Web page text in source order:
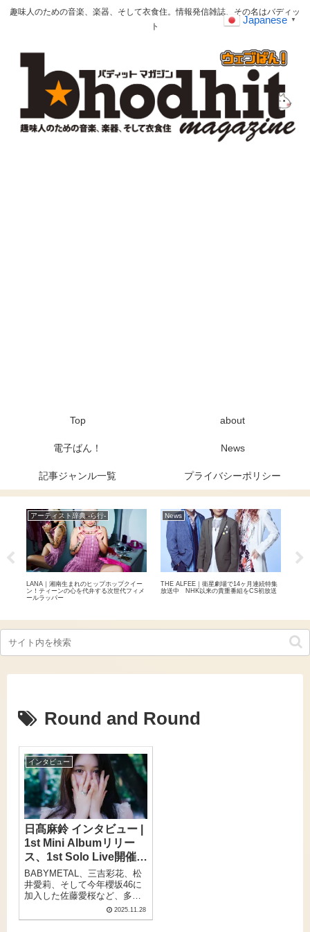
趣味人のための音楽、楽器、そして衣食住。情報発信雑誌、その名はバディッ
ト
Top about
電子ばん！ News
記事ジャンル一覧 プライバシーポリシー
アーティスト辞典 -ら行-
LANA｜湘南生まれのヒップホップクイー
ン！ティーンの心を代弁する次世代フィメ
ールラッパー
News
THE ALFEE｜衛星劇場で14ヶ月連続特集
放送中 NHK以来の貴重番組をCS初放送
Round and Round
インタビュー
日髙麻鈴 インタビュー |
1st Mini Albumリリー
ス、1st Solo Live開催間
近！「表現の全ての原点
が音楽に」
BABYMETAL、三吉彩花、松
井愛莉、そして今年櫻坂46に
加入した佐藤愛桜など、多く
の卒業生が今も第一線で活躍
し続けている、かつての名門
2025.11.28
Japanese ▼